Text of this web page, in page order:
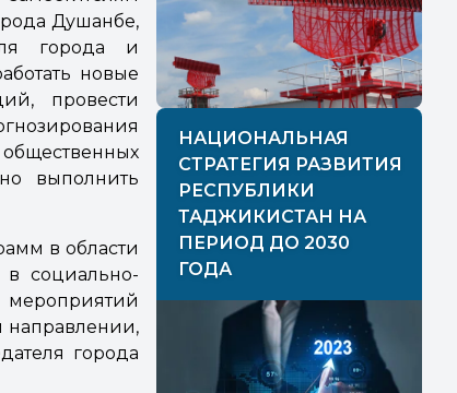
Душанбе,
города и
новые
провести
выполнить
в области
социально-
направлении,
города
НАЦИОНАЛЬНАЯ
СТРАТЕГИЯ РАЗВИТИЯ
РЕСПУБЛИКИ
ТАДЖИКИСТАН НА
ПЕРИОД ДО 2030
ГОДА